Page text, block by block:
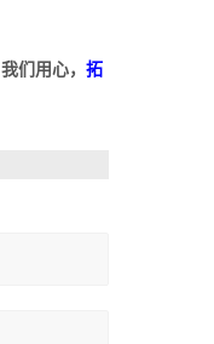
们用心， 拓